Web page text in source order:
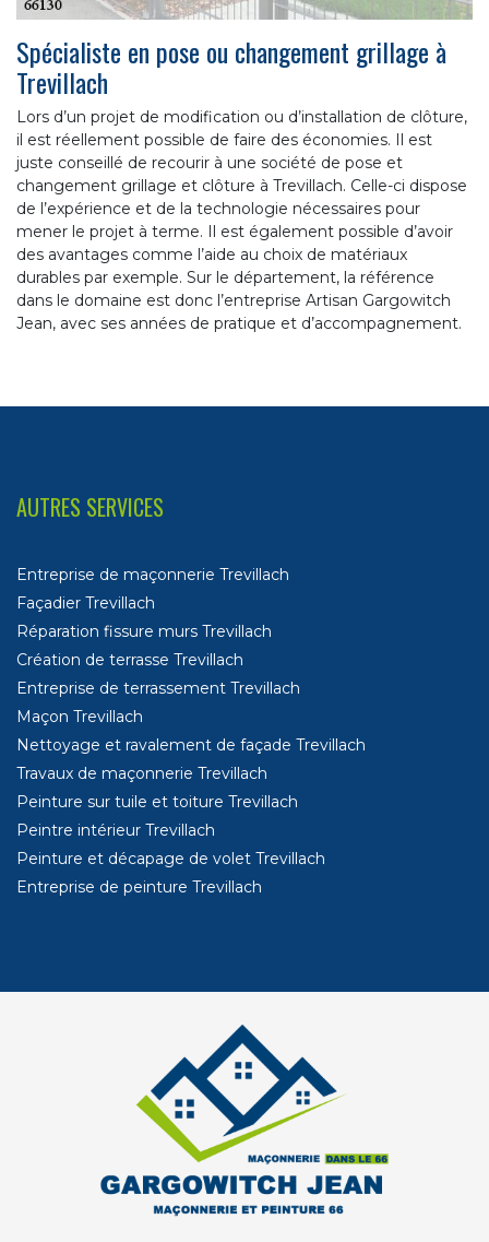
Spécialiste en pose ou changement grillage à
Trevillach
Lors d’un projet de modification ou d’installation de clôture,
il est réellement possible de faire des économies. Il est
juste conseillé de recourir à une société de pose et
changement grillage et clôture à Trevillach. Celle-ci dispose
de l’expérience et de la technologie nécessaires pour
mener le projet à terme. Il est également possible d’avoir
des avantages comme l’aide au choix de matériaux
durables par exemple. Sur le département, la référence
dans le domaine est donc l’entreprise Artisan Gargowitch
Jean, avec ses années de pratique et d’accompagnement.
AUTRES SERVICES
Entreprise de maçonnerie Trevillach
Façadier Trevillach
Réparation fissure murs Trevillach
Création de terrasse Trevillach
Entreprise de terrassement Trevillach
Maçon Trevillach
Nettoyage et ravalement de façade Trevillach
Travaux de maçonnerie Trevillach
Peinture sur tuile et toiture Trevillach
Peintre intérieur Trevillach
Peinture et décapage de volet Trevillach
Entreprise de peinture Trevillach